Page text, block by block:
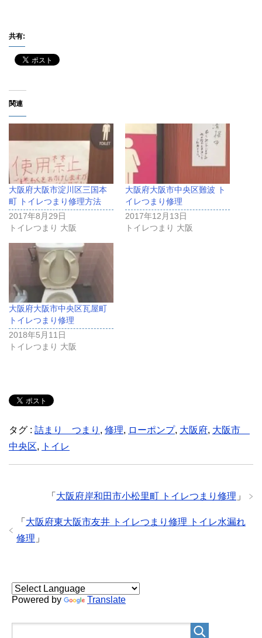
共有:
関連
大阪府大阪市淀川区三国本
町 トイレつまり修理方法
2017年8月29日
トイレつまり 大阪
大阪府大阪市中央区難波 ト
イレつまり修理
2017年12月13日
トイレつまり 大阪
大阪府大阪市中央区瓦屋町
トイレつまり修理
2018年5月11日
トイレつまり 大阪
タグ : 詰まり つまり , 修理, ローポンプ, 大阪府, 大阪市
中央区, トイレ
「 大阪府岸和田市小松里町 トイレつまり修理 」
「 大阪府東大阪市友井 トイレつまり修理 トイレ水漏れ
修理 」
Powered by Translate